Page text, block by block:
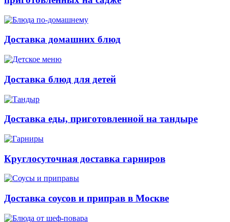
Доставка домашних блюд
Доставка блюд для детей
Доставка еды, приготовленной на тандыре
Круглосуточная доставка гарниров
Доставка соусов и приправ в Москве